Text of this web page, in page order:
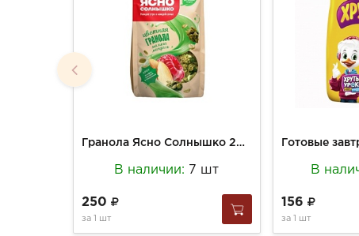
Гранола Ясно Солнышко 250г цветная Малина-миндаль
В наличии: 7 шт
250
за 1 шт
В
156
за 1 шт